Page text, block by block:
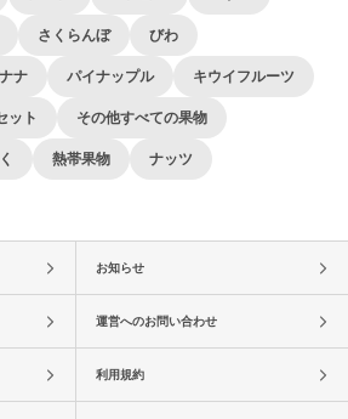
さくらんぼ びわ
ナ パイナップル キウイフルーツ
ット その他すべての果物
熱帯果物 ナッツ
お知らせ
運営へのお問い合わせ
利用規約